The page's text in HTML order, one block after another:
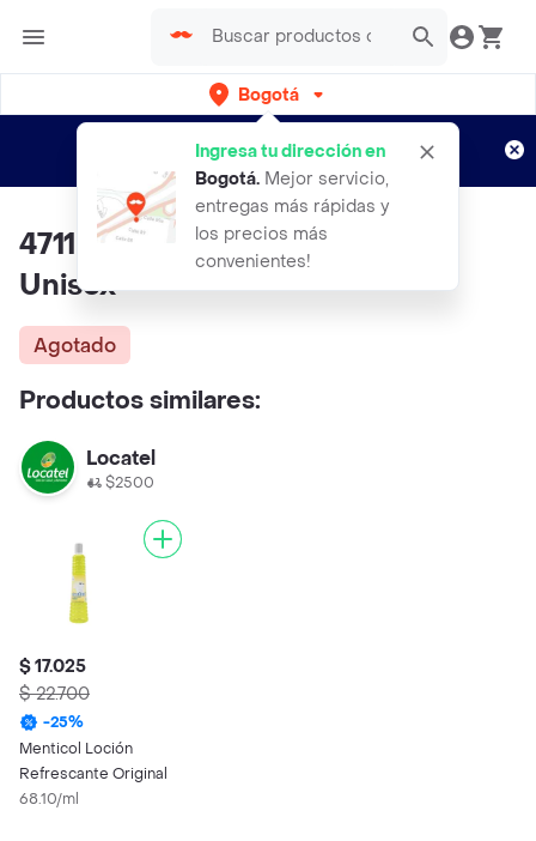
Bogotá
Ingresa tu dirección en
Bogotá. Mejor servicio,
entregas más rápidas y
los precios más
convenientes!
envíos gratis por semanas
Aplican TyC
4711 Agua de Colonia Original
Unisex
Agotado
Productos similares:
Locatel
$2500
$ 17.025
$ 22.700
-25%
Menticol Loción
Refrescante Original
68.10/ml